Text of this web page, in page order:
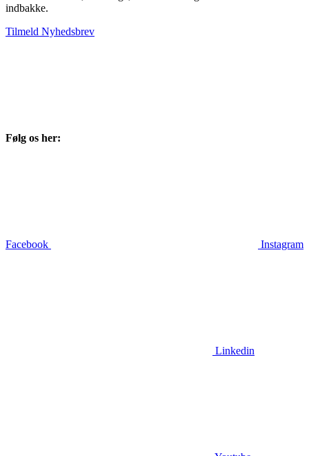
indbakke.
Tilmeld Nyhedsbrev
Følg os her:
Facebook Instagram
Linkedin